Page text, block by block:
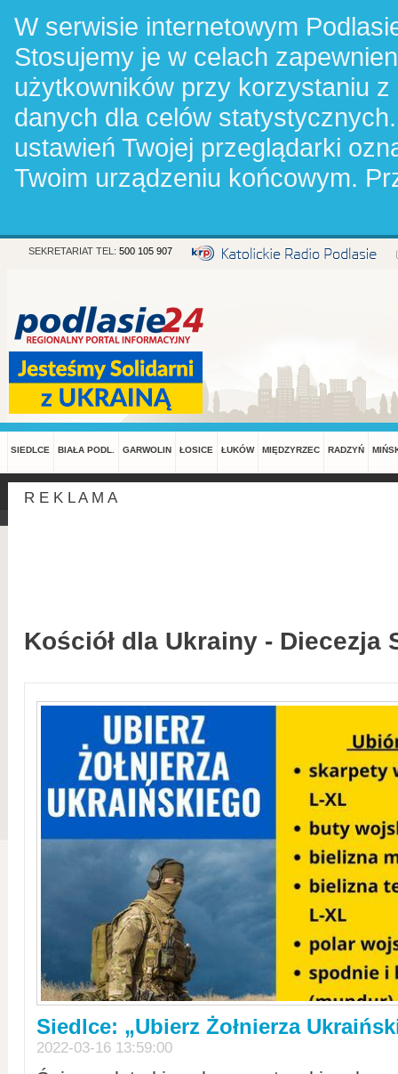
W serwisie internetowym
Stosujemy je w celach
użytkowników przy korzystaniu
danych dla celów
ustawień Twojej przeglądarki
Twoim urządzeniu końcowym.
SEKRETARIAT TEL: 500 105 907
SIEDLCE BIAŁA PODL. GARWOLIN ŁOSICE ŁUKÓW MIĘDZYRZEC RADZYŃ
R E K L A M A
Kościół dla Ukrainy - Diecezja
Siedlce: „Ubierz Żołnierza
2022-03-16 13:59:00